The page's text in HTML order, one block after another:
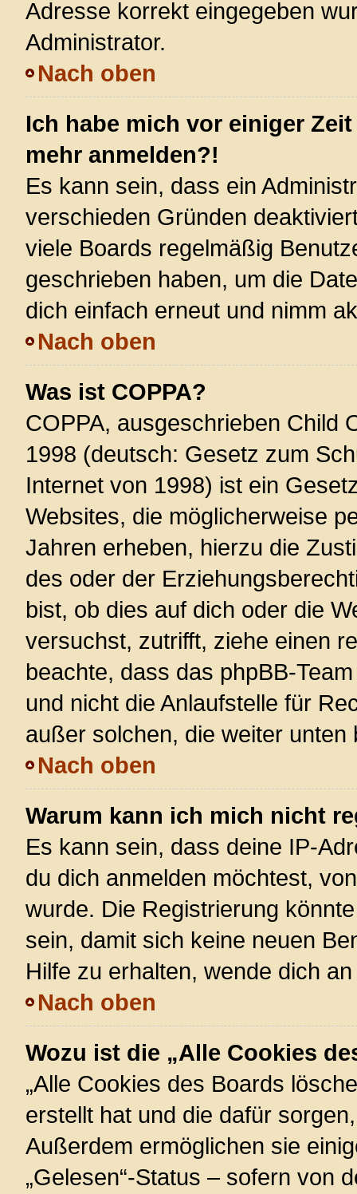
Adresse korrekt eingegeben
Administrator.
Nach oben
Ich habe mich vor einiger
mehr anmelden?!
Es kann sein, dass ein
verschieden Gründen
viele Boards regelmäßig
geschrieben haben, um die
dich einfach erneut und nimm
Nach oben
Was ist COPPA?
COPPA, ausgeschrieben Child
1998 (deutsch: Gesetz zum
Internet von 1998) ist ein
Websites, die möglicherweise
Jahren erheben, hierzu die
des oder der
bist, ob dies auf dich oder die
versuchst, zutrifft, ziehe einen
beachte, dass das phpBB-
und nicht die Anlaufstelle für
außer solchen, die weiter unten
Nach oben
Warum kann ich mich nicht
Es kann sein, dass deine IP-
du dich anmelden möchtest,
wurde. Die Registrierung
sein, damit sich keine neuen
Hilfe zu erhalten, wende dich
Nach oben
Wozu ist die „Alle Cookies
„Alle Cookies des Boards
erstellt hat und die dafür
Außerdem ermöglichen sie
„Gelesen“-Status – sofern von